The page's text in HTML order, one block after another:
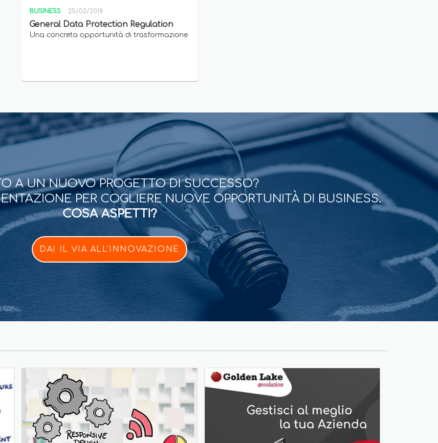
BUSINESS 25/02/2018
General Data Protection Regulation
Una concreta opportunità di trasformazione
A UN NUOVO PROGETTO DI SUCCESSO?
PER COGLIERE NUOVE OPPORTUNITÀ DI BUSINESS.
COSA ASPETTI?
DAI IL VIA ALL'INNOVAZIONE